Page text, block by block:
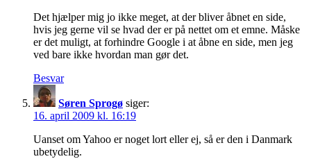
Det hjælper mig jo ikke meget, at der bliver åbnet en side,
hvis jeg gerne vil se hvad der er på nettet om et emne. Måske
er det muligt, at forhindre Google i at åbne en side, men jeg
ved bare ikke hvordan man gør det.
Besvar
Søren Sprogø siger:
16. april 2009 kl. 16:19
Uanset om Yahoo er noget lort eller ej, så er den i Danmark
ubetydelig.